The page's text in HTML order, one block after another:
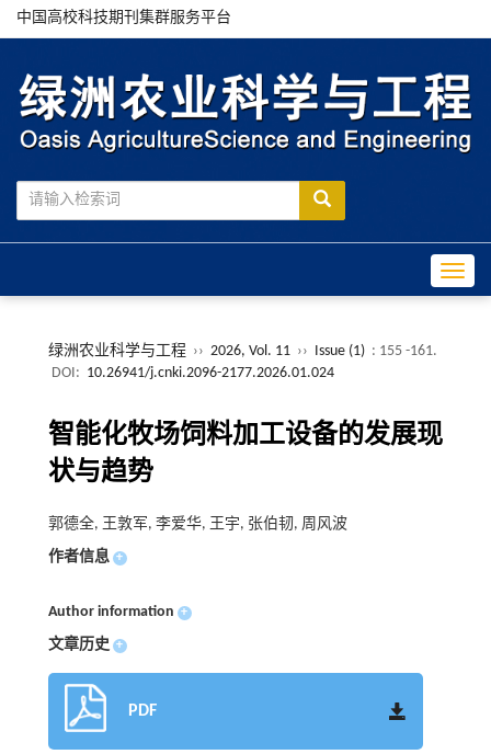
中国高校科技期刊集群服务平台
绿洲农业科学与工程 ›› 2026, Vol. 11 ›› Issue (1) : 155 -161.
DOI: 10.26941/j.cnki.2096-2177.2026.01.024
智能化牧场饲料加工设备的发展现
状与趋势
郭德全, 王敦军, 李爱华, 王宇, 张伯韧, 周风波
作者信息 +
Author information +
文章历史 +
PDF